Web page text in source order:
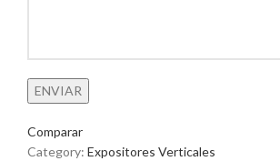
Comparar
Category: Expositores Verticales